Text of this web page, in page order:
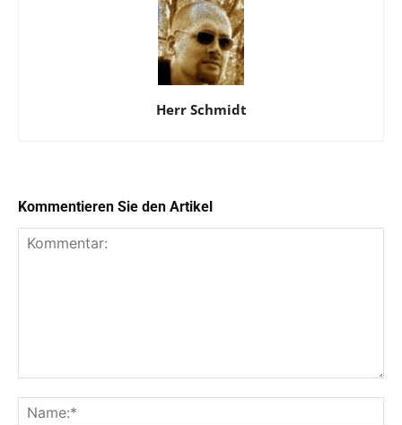
Herr Schmidt
Kommentieren Sie den Artikel